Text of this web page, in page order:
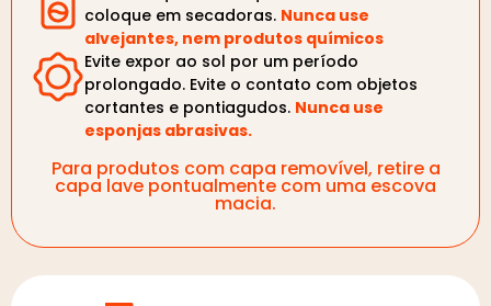
coloque em secadoras. Nunca use
alvejantes, nem produtos químicos
Evite expor ao sol por um período
prolongado. Evite o contato com objetos
cortantes e pontiagudos. Nunca use
esponjas abrasivas.
Para produtos com capa removível, retire a
capa lave pontualmente com uma escova
macia.